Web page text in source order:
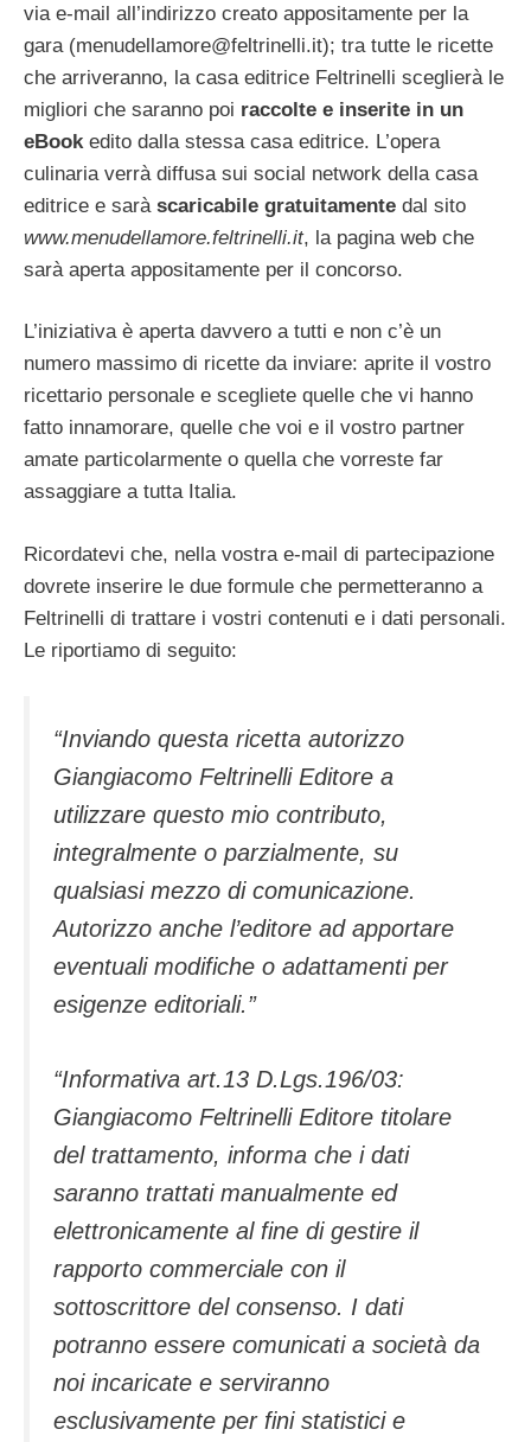
via e-mail all’indirizzo creato appositamente per la
gara (menudellamore@feltrinelli.it); tra tutte le ricette
che arriveranno, la casa editrice Feltrinelli sceglierà le
migliori che saranno poi raccolte e inserite in un
eBook edito dalla stessa casa editrice. L’opera
culinaria verrà diffusa sui social network della casa
editrice e sarà scaricabile gratuitamente dal sito
www.menudellamore.feltrinelli.it, la pagina web che
sarà aperta appositamente per il concorso.
L’iniziativa è aperta davvero a tutti e non c’è un
numero massimo di ricette da inviare: aprite il vostro
ricettario personale e scegliete quelle che vi hanno
fatto innamorare, quelle che voi e il vostro partner
amate particolarmente o quella che vorreste far
assaggiare a tutta Italia.
Ricordatevi che, nella vostra e-mail di partecipazione
dovrete inserire le due formule che permetteranno a
Feltrinelli di trattare i vostri contenuti e i dati personali.
Le riportiamo di seguito:
“Inviando questa ricetta autorizzo
Giangiacomo Feltrinelli Editore a
utilizzare questo mio contributo,
integralmente o parzialmente, su
qualsiasi mezzo di comunicazione.
Autorizzo anche l’editore ad apportare
eventuali modifiche o adattamenti per
esigenze editoriali.”
“Informativa art.13 D.Lgs.196/03:
Giangiacomo Feltrinelli Editore titolare
del trattamento, informa che i dati
saranno trattati manualmente ed
elettronicamente al fine di gestire il
rapporto commerciale con il
sottoscrittore del consenso. I dati
potranno essere comunicati a società da
noi incaricate e serviranno
esclusivamente per fini statistici e